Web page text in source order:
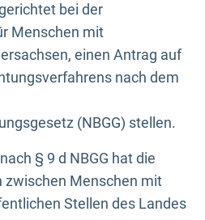
bei der
Menschen mit
einen Antrag auf
nach dem
(NBGG) stellen.
§ 9 d NBGG hat die
zwischen Menschen mit
Stellen des Landes